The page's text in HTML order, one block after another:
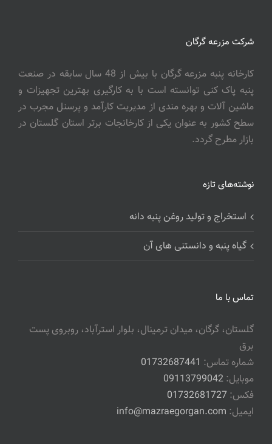
شرکت مزرعه گرگان
کارخانه پنبه مزرعه گرگان با بیش از 48 سال سابقه در صنعت
پنبه پاک کنی توانسته است با به کارگیری بهترین تجهیزات و
ماشین آلات و بهره مندی از مدیریت کارآمد و پرسنل مجرب در
سطح کشور به عنوان یکی از کارخانجات برتر استان گلستان در
بازار مطرح گردد.
نوشته‌های تازه
استخراج و تولید روغن پنبه دانه
گیاه پنبه و دانستنی های آن
تماس با ما
گلستان، گرگان، میدان ترمینال، بلوار استرآباد، روبروی پست
برق
شماره تماس: 01732687441
موبایل: 09113799042
فکس: 01732681727
ایمیل: info@mazraegorgan.com